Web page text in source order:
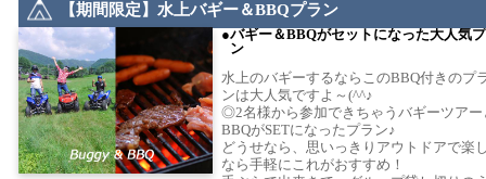
【期間限定】水上バギー＆BBQプラン
バギー＆BBQがセットになった大人気
ン
水上のバギーするならこのBBQ付きのプ
ンは大人気ですよ～(^^♪
◎2名様から参加できちゃうバギーツアー
BBQがSETになったプラン♪
どうせなら、思いっきりアウトドアで楽
なら手軽にこれがおすすめ！